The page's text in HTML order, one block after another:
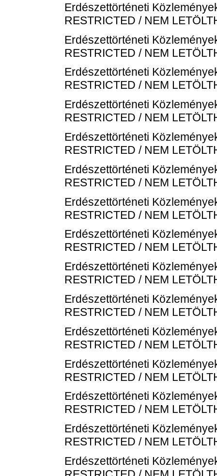
Erdészettörténeti
RESTRICTED / NEM
Erdészettörténeti
RESTRICTED / NEM
Erdészettörténeti
RESTRICTED / NEM
Erdészettörténeti
RESTRICTED / NEM
Erdészettörténeti
RESTRICTED / NEM
Erdészettörténeti
RESTRICTED / NEM
Erdészettörténeti
RESTRICTED / NEM
Erdészettörténeti
RESTRICTED / NEM
Erdészettörténeti
RESTRICTED / NEM
Erdészettörténeti
RESTRICTED / NEM
Erdészettörténeti
RESTRICTED / NEM
Erdészettörténeti
RESTRICTED / NEM
Erdészettörténeti
RESTRICTED / NEM
Erdészettörténeti
RESTRICTED / NEM
Erdészettörténeti